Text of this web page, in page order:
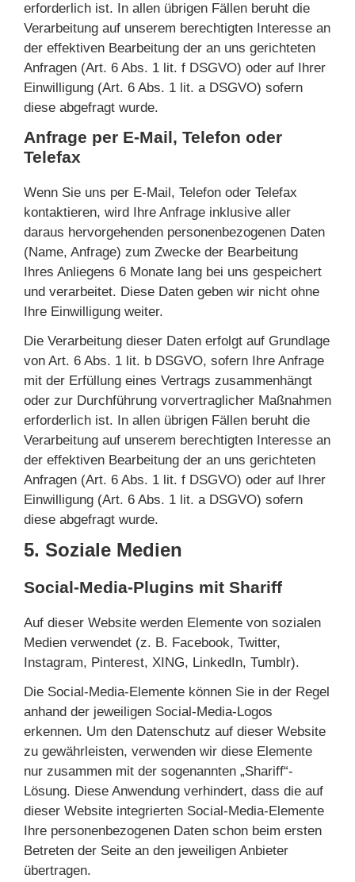
erforderlich ist. In allen übrigen Fällen beruht die
Verarbeitung auf unserem berechtigten Interesse an
der effektiven Bearbeitung der an uns gerichteten
Anfragen (Art. 6 Abs. 1 lit. f DSGVO) oder auf Ihrer
Einwilligung (Art. 6 Abs. 1 lit. a DSGVO) sofern
diese abgefragt wurde.
Anfrage per E-Mail, Telefon oder
Telefax
Wenn Sie uns per E-Mail, Telefon oder Telefax
kontaktieren, wird Ihre Anfrage inklusive aller
daraus hervorgehenden personenbezogenen Daten
(Name, Anfrage) zum Zwecke der Bearbeitung
Ihres Anliegens 6 Monate lang bei uns gespeichert
und verarbeitet. Diese Daten geben wir nicht ohne
Ihre Einwilligung weiter.
Die Verarbeitung dieser Daten erfolgt auf Grundlage
von Art. 6 Abs. 1 lit. b DSGVO, sofern Ihre Anfrage
mit der Erfüllung eines Vertrags zusammenhängt
oder zur Durchführung vorvertraglicher Maßnahmen
erforderlich ist. In allen übrigen Fällen beruht die
Verarbeitung auf unserem berechtigten Interesse an
der effektiven Bearbeitung der an uns gerichteten
Anfragen (Art. 6 Abs. 1 lit. f DSGVO) oder auf Ihrer
Einwilligung (Art. 6 Abs. 1 lit. a DSGVO) sofern
diese abgefragt wurde.
5. Soziale Medien
Social-Media-Plugins mit Shariff
Auf dieser Website werden Elemente von sozialen
Medien verwendet (z. B. Facebook, Twitter,
Instagram, Pinterest, XING, LinkedIn, Tumblr).
Die Social-Media-Elemente können Sie in der Regel
anhand der jeweiligen Social-Media-Logos
erkennen. Um den Datenschutz auf dieser Website
zu gewährleisten, verwenden wir diese Elemente
nur zusammen mit der sogenannten „Shariff“-
Lösung. Diese Anwendung verhindert, dass die auf
dieser Website integrierten Social-Media-Elemente
Ihre personenbezogenen Daten schon beim ersten
Betreten der Seite an den jeweiligen Anbieter
übertragen.